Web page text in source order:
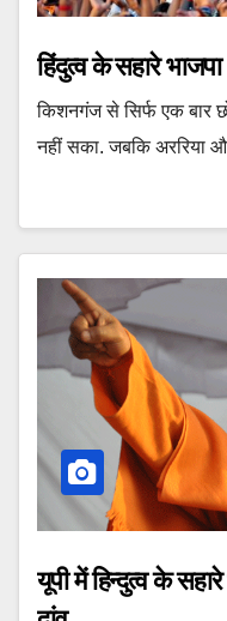
हिंदुत्व के सहारे भाजपा
किशनगंज से सिर्फ एक बार
नहीं सका. जबकि अररिया
यूपी में हिन्दुत्व के